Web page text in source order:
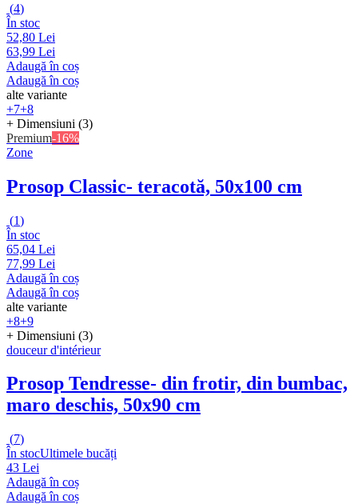
(4)
În stoc
52,80 Lei
63,99 Lei
Adaugă în coș
Adaugă în coș
alte variante
+7+8
+ Dimensiuni (3)
Premium-16%
Zone
Prosop Classic- teracotă, 50x100 cm
(1)
În stoc
65,04 Lei
77,99 Lei
Adaugă în coș
Adaugă în coș
alte variante
+8+9
+ Dimensiuni (3)
douceur d'intérieur
Prosop Tendresse- din frotir, din bumbac,
maro deschis, 50x90 cm
(7)
În stocUltimele bucăți
43 Lei
Adaugă în coș
Adaugă în coș